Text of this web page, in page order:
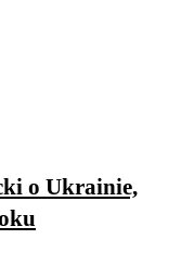
o Ukrainie,